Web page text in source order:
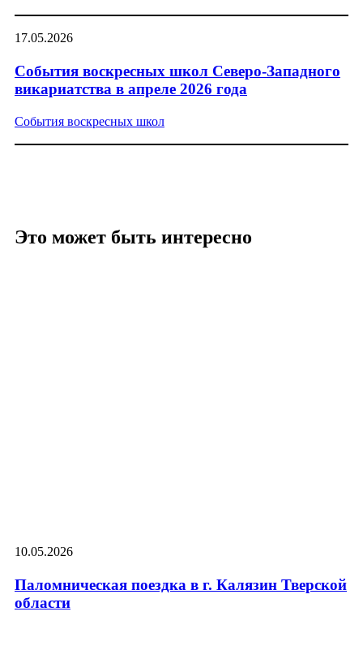
17.05.2026
События воскресных школ Северо-Западного
викариатства в апреле 2026 года
События воскресных школ
Это может быть интересно
10.05.2026
Паломническая поездка в г. Калязин Тверской
области